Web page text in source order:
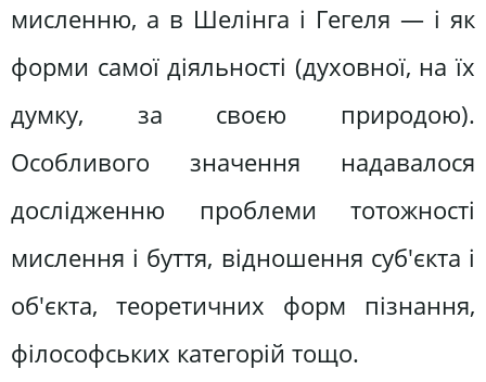
мисленню, а в Шелінга і Гегеля — і як
форми самої діяльності (духовної, на їх
думку, за своєю природою).
Особливого значення надавалося
дослідженню проблеми тотожності
мислення і буття, відношення суб'єкта і
об'єкта, теоретичних форм пізнання,
філософських категорій тощо.